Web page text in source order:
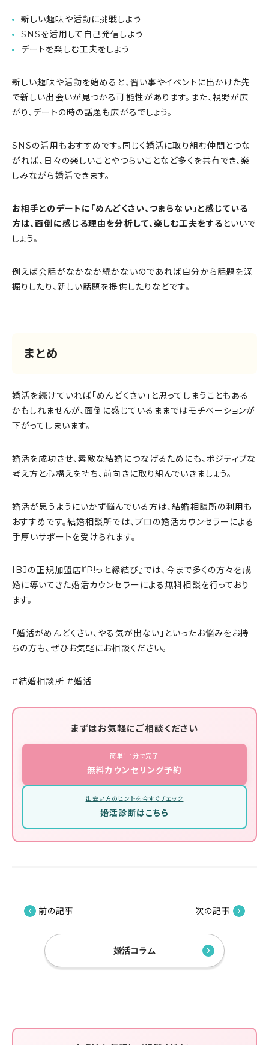
新しい趣味や活動に挑戦しよう
SNSを活用して自己発信しよう
デートを楽しむ工夫をしよう
新しい趣味や活動を始めると、習い事やイベントに出かけた先
で新しい出会いが見つかる可能性があります。また、視野が広
がり、デートの時の話題も広がるでしょう。
SNSの活用もおすすめです。同じく婚活に取り組む仲間とつな
がれば、日々の楽しいことやつらいことなど多くを共有でき、楽
しみながら婚活できます。
お相手とのデートに「めんどくさい、つまらない」と感じている
方は、面倒に感じる理由を分析して、楽しむ工夫をするといいで
しょう。
例えば会話がなかなか続かないのであれば自分から話題を深
掘りしたり、新しい話題を提供したりなどです。
まとめ
婚活を続けていれば「めんどくさい」と思ってしまうこともある
かもしれませんが、面倒に感じているままではモチベーションが
下がってしまいます。
婚活を成功させ、素敵な結婚につなげるためにも、ポジティブな
考え方と心構えを持ち、前向きに取り組んでいきましょう。
婚活が思うようにいかず悩んでいる方は、結婚相談所の利用も
おすすめです。結婚相談所では、プロの婚活カウンセラーによる
手厚いサポートを受けられます。
IBJの正規加盟店『P!っと縁結び』では、今まで多くの方々を成
婚に導いてきた婚活カウンセラーによる無料相談を行っており
ます。
「婚活がめんどくさい、やる気が出ない」といったお悩みをお持
ちの方も、ぜひお気軽にお相談ください。
#結婚相談所 #婚活
まずはお気軽にご相談ください
簡単！ 1分で完了
無料カウンセリング予約
出会い方のヒントを今すぐチェック
婚活診断はこちら
前の記事
婚活コラム
次の記事